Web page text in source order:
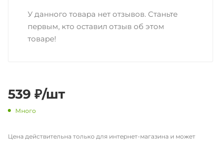
У данного товара нет отзывов. Станьте
первым, кто оставил отзыв об этом
товаре!
539 ₽/шт
Много
Цена действительна только для интернет-магазина и может